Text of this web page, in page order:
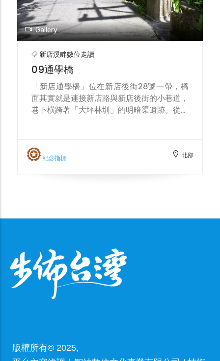
Gallery
新店溪畔數位走讀
09通學橋
「新店通學橋」位在新店後街28號一帶，橋
面其實就是連接新店路與新店後街的小巷道，
巷下橫跨著「大坪林圳」的明暗渠遺跡。從新
這條「橋—坡—街」的日常動線，正是早年學
童往返校園的必經之路，因此得名「通學
店渡或老街一帶穿過市集，再踏上通學橋、攀
上陡坡入校。今日駐足其處，仍能從橋銘、坡
道高差與圳溝走線讀出「橋為學途、圳為街
紋」的空間關係：它不只是跨越水圳的小橋，
也是新店老街教育啟蒙與日常生活的歷史坐
紀念指標 北部
版權所有© 2025,